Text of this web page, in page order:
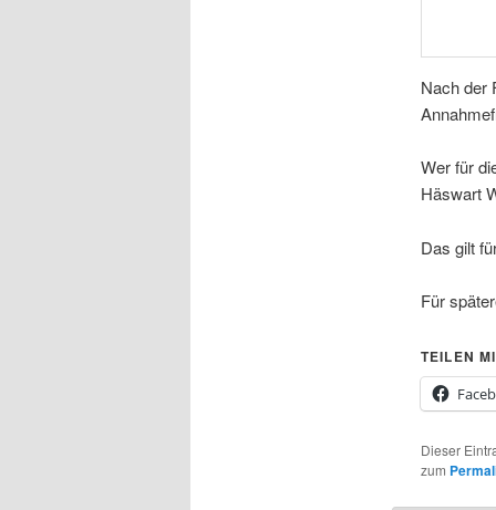
Nach der
Wer für
Häswart
Das gilt
Für
TEILEN
Dieser
zum